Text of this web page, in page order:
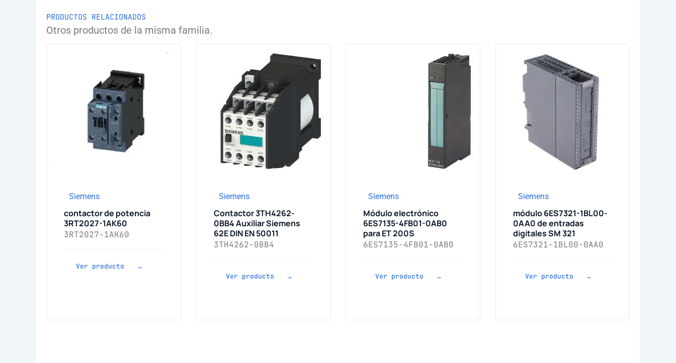
PRODUCTOS RELACIONADOS
Otros productos de la misma familia.
Siemens
contactor de potencia
3RT2027-1AK60
3RT2027-1AK60
Ver producto →
Siemens
Contactor 3TH4262-
0BB4 Auxiliar Siemens
62E DIN EN 50011
3TH4262-0BB4
Ver producto →
Siemens
Módulo electrónico
6ES7135-4FB01-0AB0
para ET 200S
6ES7135-4FB01-0AB0
Ver producto →
Siemens
módulo 6ES7321-1BL00-
0AA0 de entradas
digitales SM 321
6ES7321-1BL00-0AA0
Ver producto →